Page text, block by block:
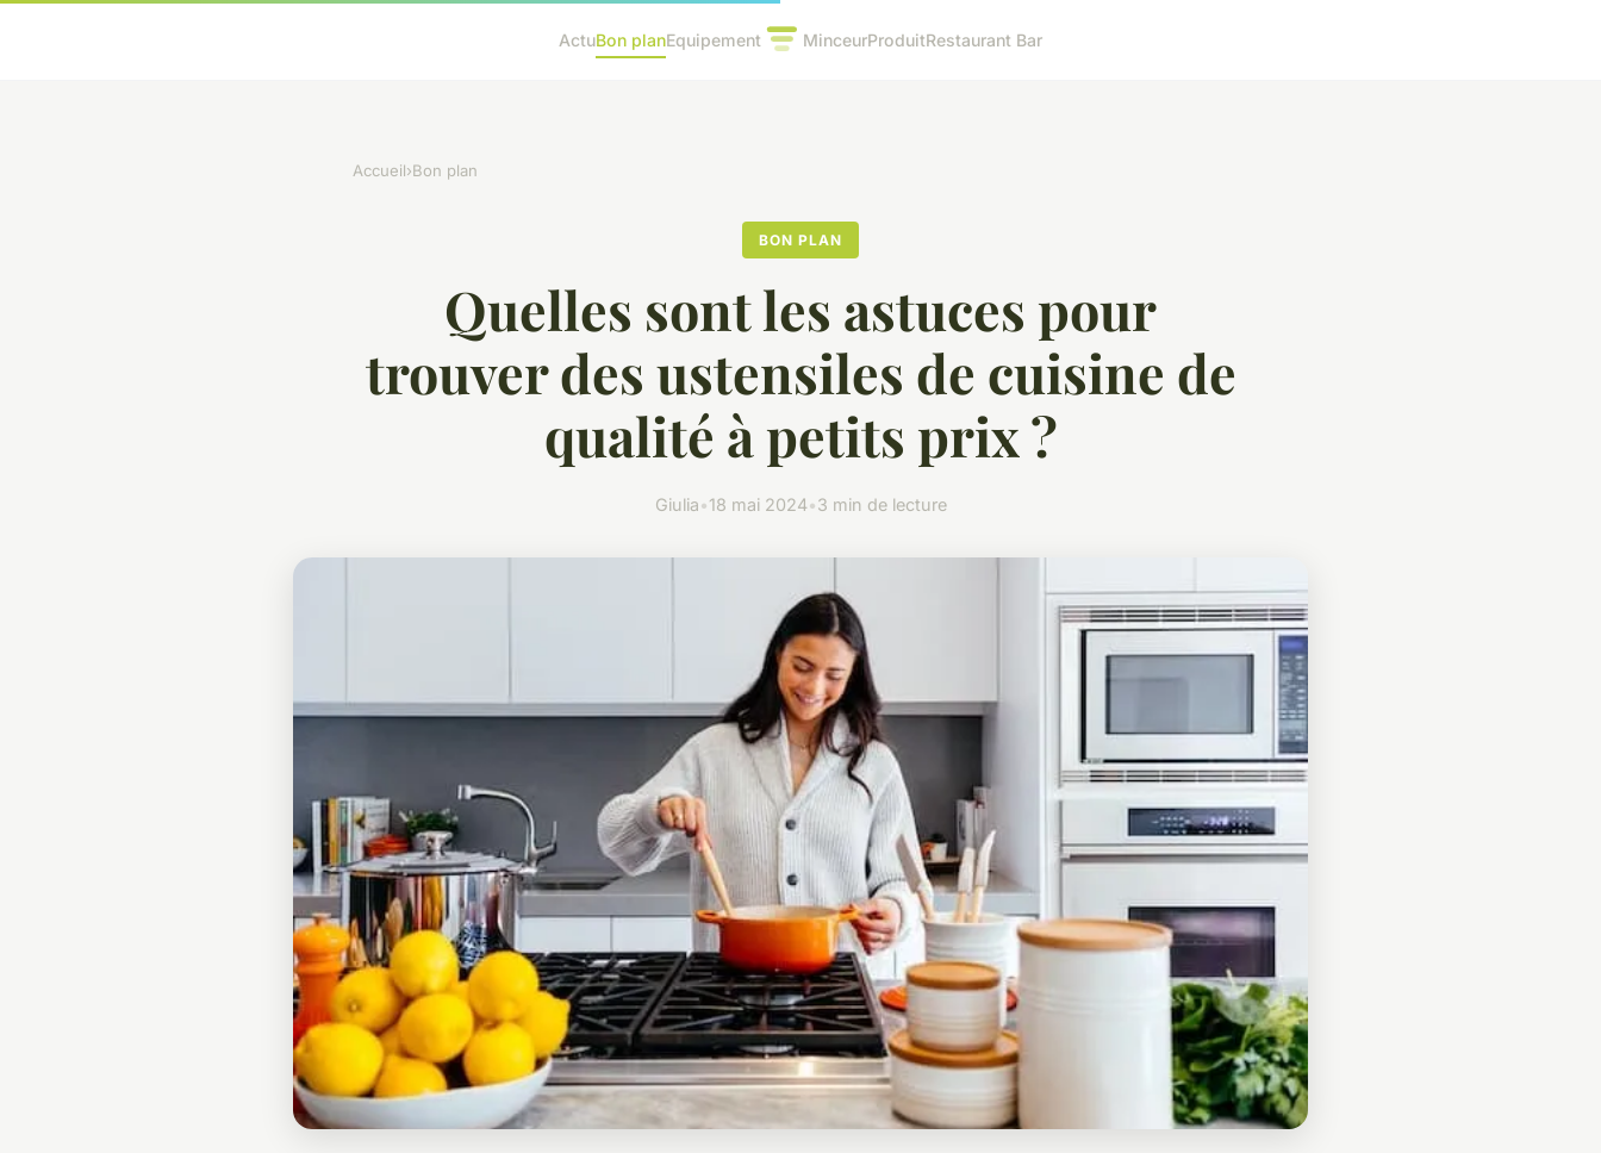
ActuBon planEquipement MinceurProduitRestaurant Bar
Accueil›Bon plan
BON PLAN
Quelles sont les astuces pour
trouver des ustensiles de cuisine de
qualité à petits prix ?
Giulia•18 mai 2024•3 min de lecture